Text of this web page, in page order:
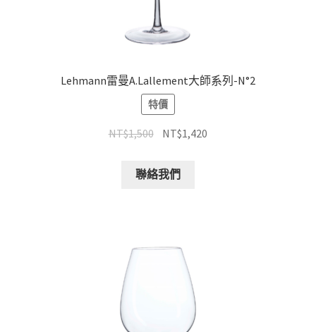
Lehmann雷曼A.Lallement大師系列-N°2
特價
NT$1,500 NT$1,420
聯絡我們